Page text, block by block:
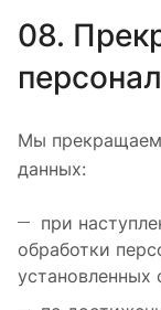
08.
Мы прекращаем
данных:
при
обработки
установленных